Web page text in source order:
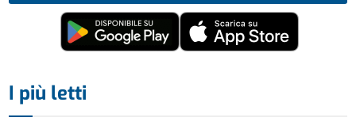
I più letti